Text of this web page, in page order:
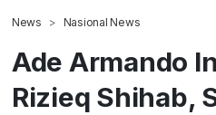
News Nasional News
Ade Armando
Rizieq Shihab,